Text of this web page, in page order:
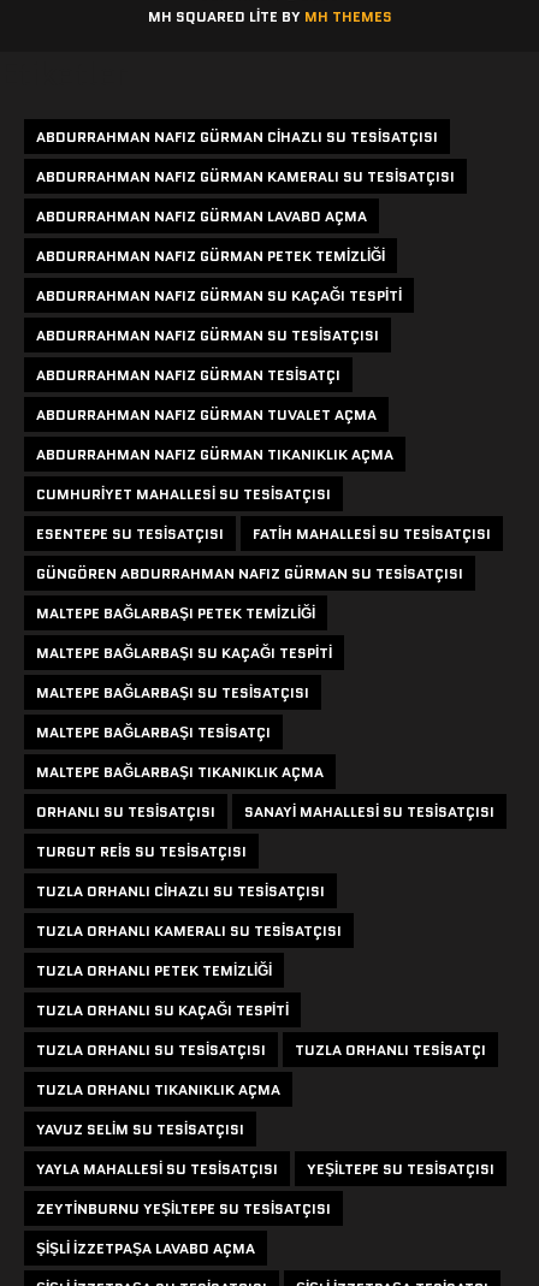
MH SQUARED LITE BY MH THEMES
ABDURRAHMAN NAFIZ GÜRMAN CIHAZLI SU TESISATÇISI
ABDURRAHMAN NAFIZ GÜRMAN KAMERALI SU TESISATÇISI
ABDURRAHMAN NAFIZ GÜRMAN LAVABO AÇMA
ABDURRAHMAN NAFIZ GÜRMAN PETEK TEMIZLIĞI
ABDURRAHMAN NAFIZ GÜRMAN SU KAÇAĞI TESPITI
ABDURRAHMAN NAFIZ GÜRMAN SU TESISATÇISI
ABDURRAHMAN NAFIZ GÜRMAN TESISATÇI
ABDURRAHMAN NAFIZ GÜRMAN TUVALET AÇMA
ABDURRAHMAN NAFIZ GÜRMAN TIKANIKLIK AÇMA
CUMHURIYET MAHALLESI SU TESISATÇISI
ESENTEPE SU TESISATÇISI
FATIH MAHALLESI SU TESISATÇISI
GÜNGÖREN ABDURRAHMAN NAFIZ GÜRMAN SU TESISATÇISI
MALTEPE BAĞLARBAŞI PETEK TEMIZLIĞI
MALTEPE BAĞLARBAŞI SU KAÇAĞI TESPITI
MALTEPE BAĞLARBAŞI SU TESISATÇISI
MALTEPE BAĞLARBAŞI TESISATÇI
MALTEPE BAĞLARBAŞI TIKANIKLIK AÇMA
ORHANLI SU TESISATÇISI
SANAYI MAHALLESI SU TESISATÇISI
TURGUT REIS SU TESISATÇISI
TUZLA ORHANLI CIHAZLI SU TESISATÇISI
TUZLA ORHANLI KAMERALI SU TESISATÇISI
TUZLA ORHANLI PETEK TEMIZLIĞI
TUZLA ORHANLI SU KAÇAĞI TESPITI
TUZLA ORHANLI SU TESISATÇISI
TUZLA ORHANLI TESISATÇI
TUZLA ORHANLI TIKANIKLIK AÇMA
YAVUZ SELIM SU TESISATÇISI
YAYLA MAHALLESI SU TESISATÇISI
YEŞILTEPE SU TESISATÇISI
ZEYTINBURNU YEŞILTEPE SU TESISATÇISI
ŞIŞLI IZZETPAŞA LAVABO AÇMA